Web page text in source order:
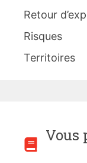
Retour
Risques
Territoires
Vous